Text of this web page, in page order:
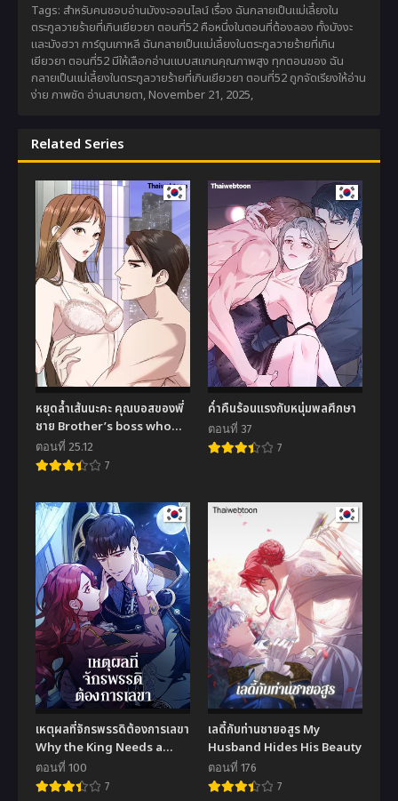
Tags: สำหรับคนชอบอ่านมังงะออนไลน์ เรื่อง ฉันกลายเป็นแม่เลี้ยงใน
ตระกูลวายร้ายที่เกินเยียวยา ตอนที่52 คือหนึ่งในตอนที่ต้องลอง ทั้งมังงะ
และมังฮวา การ์ตูนเกาหลี ฉันกลายเป็นแม่เลี้ยงในตระกูลวายร้ายที่เกิน
เยียวยา ตอนที่52 มีให้เลือกอ่านแบบสแกนคุณภาพสูง ทุกตอนของ ฉัน
กลายเป็นแม่เลี้ยงในตระกูลวายร้ายที่เกินเยียวยา ตอนที่52 ถูกจัดเรียงให้อ่าน
ง่าย ภาพชัด อ่านสบายตา, November 21, 2025,
Related Series
หยุดล้ำเส้นนะคะ คุณบอสของพี่
ชาย Brother’s boss who
crosses the line
ตอนที่ 25.12
7
ค่ำคืนร้อนแรงกับหนุ่มพลศึกษา
ตอนที่ 37
7
เหตุผลที่จักรพรรดิต้องการเลขา
Why the King Needs a
Secretary
ตอนที่ 100
7
เลดี้กับท่านชายอสูร My
Husband Hides His Beauty
ตอนที่ 176
7